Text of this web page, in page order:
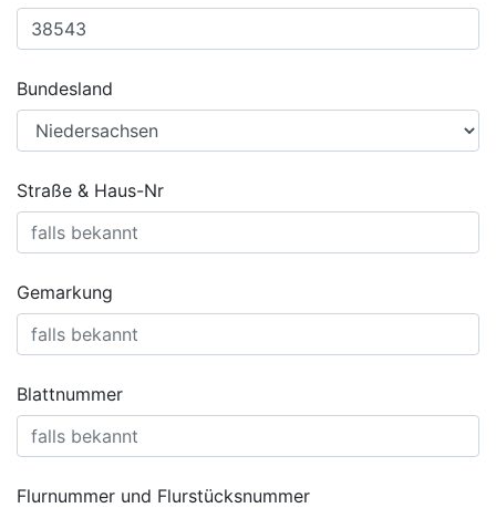
Bundesland
Straße & Haus-Nr
Gemarkung
Blattnummer
Flurnummer und Flurstücksnummer